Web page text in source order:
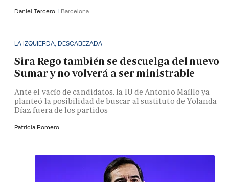
Daniel Tercero Barcelona
LA IZQUIERDA, DESCABEZADA
Sira Rego también se descuelga del nuevo
Sumar y no volverá a ser ministrable
Ante el vacío de candidatos, la IU de Antonio Maíllo ya
planteó la posibilidad de buscar al sustituto de Yolanda
Díaz fuera de los partidos
Patricia Romero